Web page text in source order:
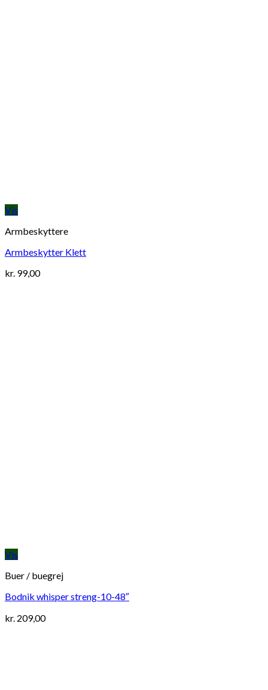
Vis
Armbeskyttere
Armbeskytter Klett
kr. 99,00
Vis
Buer / buegrej
Bodnik whisper streng-10-48″
kr. 209,00